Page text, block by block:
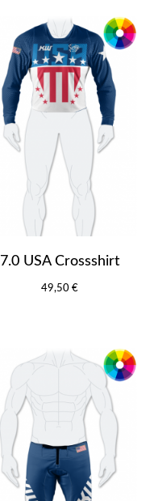
7.0 USA Crossshirt
49,50 €